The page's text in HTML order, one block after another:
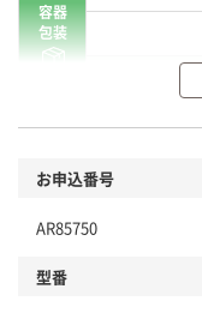
容器
包装
本体
お申込番号
AR85750
型番